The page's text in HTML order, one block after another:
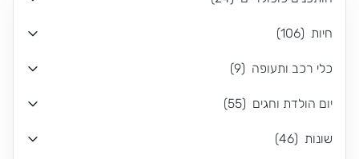
חיות (
106
)
כלי רכב ותעופה (
9
)
יום הולדת וחגים (
55
)
שונות (
46
)